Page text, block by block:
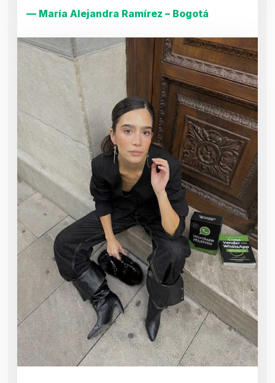
— María Alejandra Ramírez – Bogotá